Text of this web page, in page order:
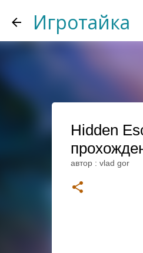
Игротайка
Hidden
автор : vlad gor